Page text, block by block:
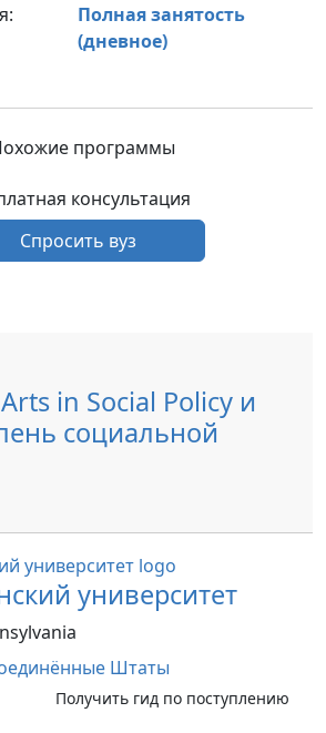
Полная занятость
(дневное)
программы
консультация
Спросить вуз
in Social Policy и
социальной
университет
Штаты
Получить гид по поступлению